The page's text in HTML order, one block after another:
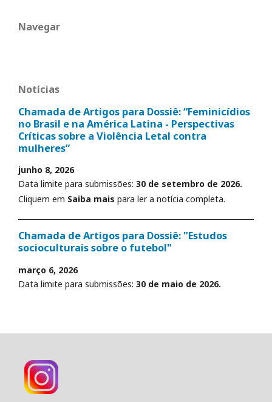
Navegar
Notícias
Chamada de Artigos para Dossiê: “Feminicídios
no Brasil e na América Latina - Perspectivas
Críticas sobre a Violência Letal contra
mulheres”
junho 8, 2026
Data limite para submissões: 30 de setembro de 2026.
Cliquem em Saiba mais para ler a notícia completa.
Chamada de Artigos para Dossiê: "Estudos
socioculturais sobre o futebol"
março 6, 2026
Data limite para submissões: 30 de maio de 2026.